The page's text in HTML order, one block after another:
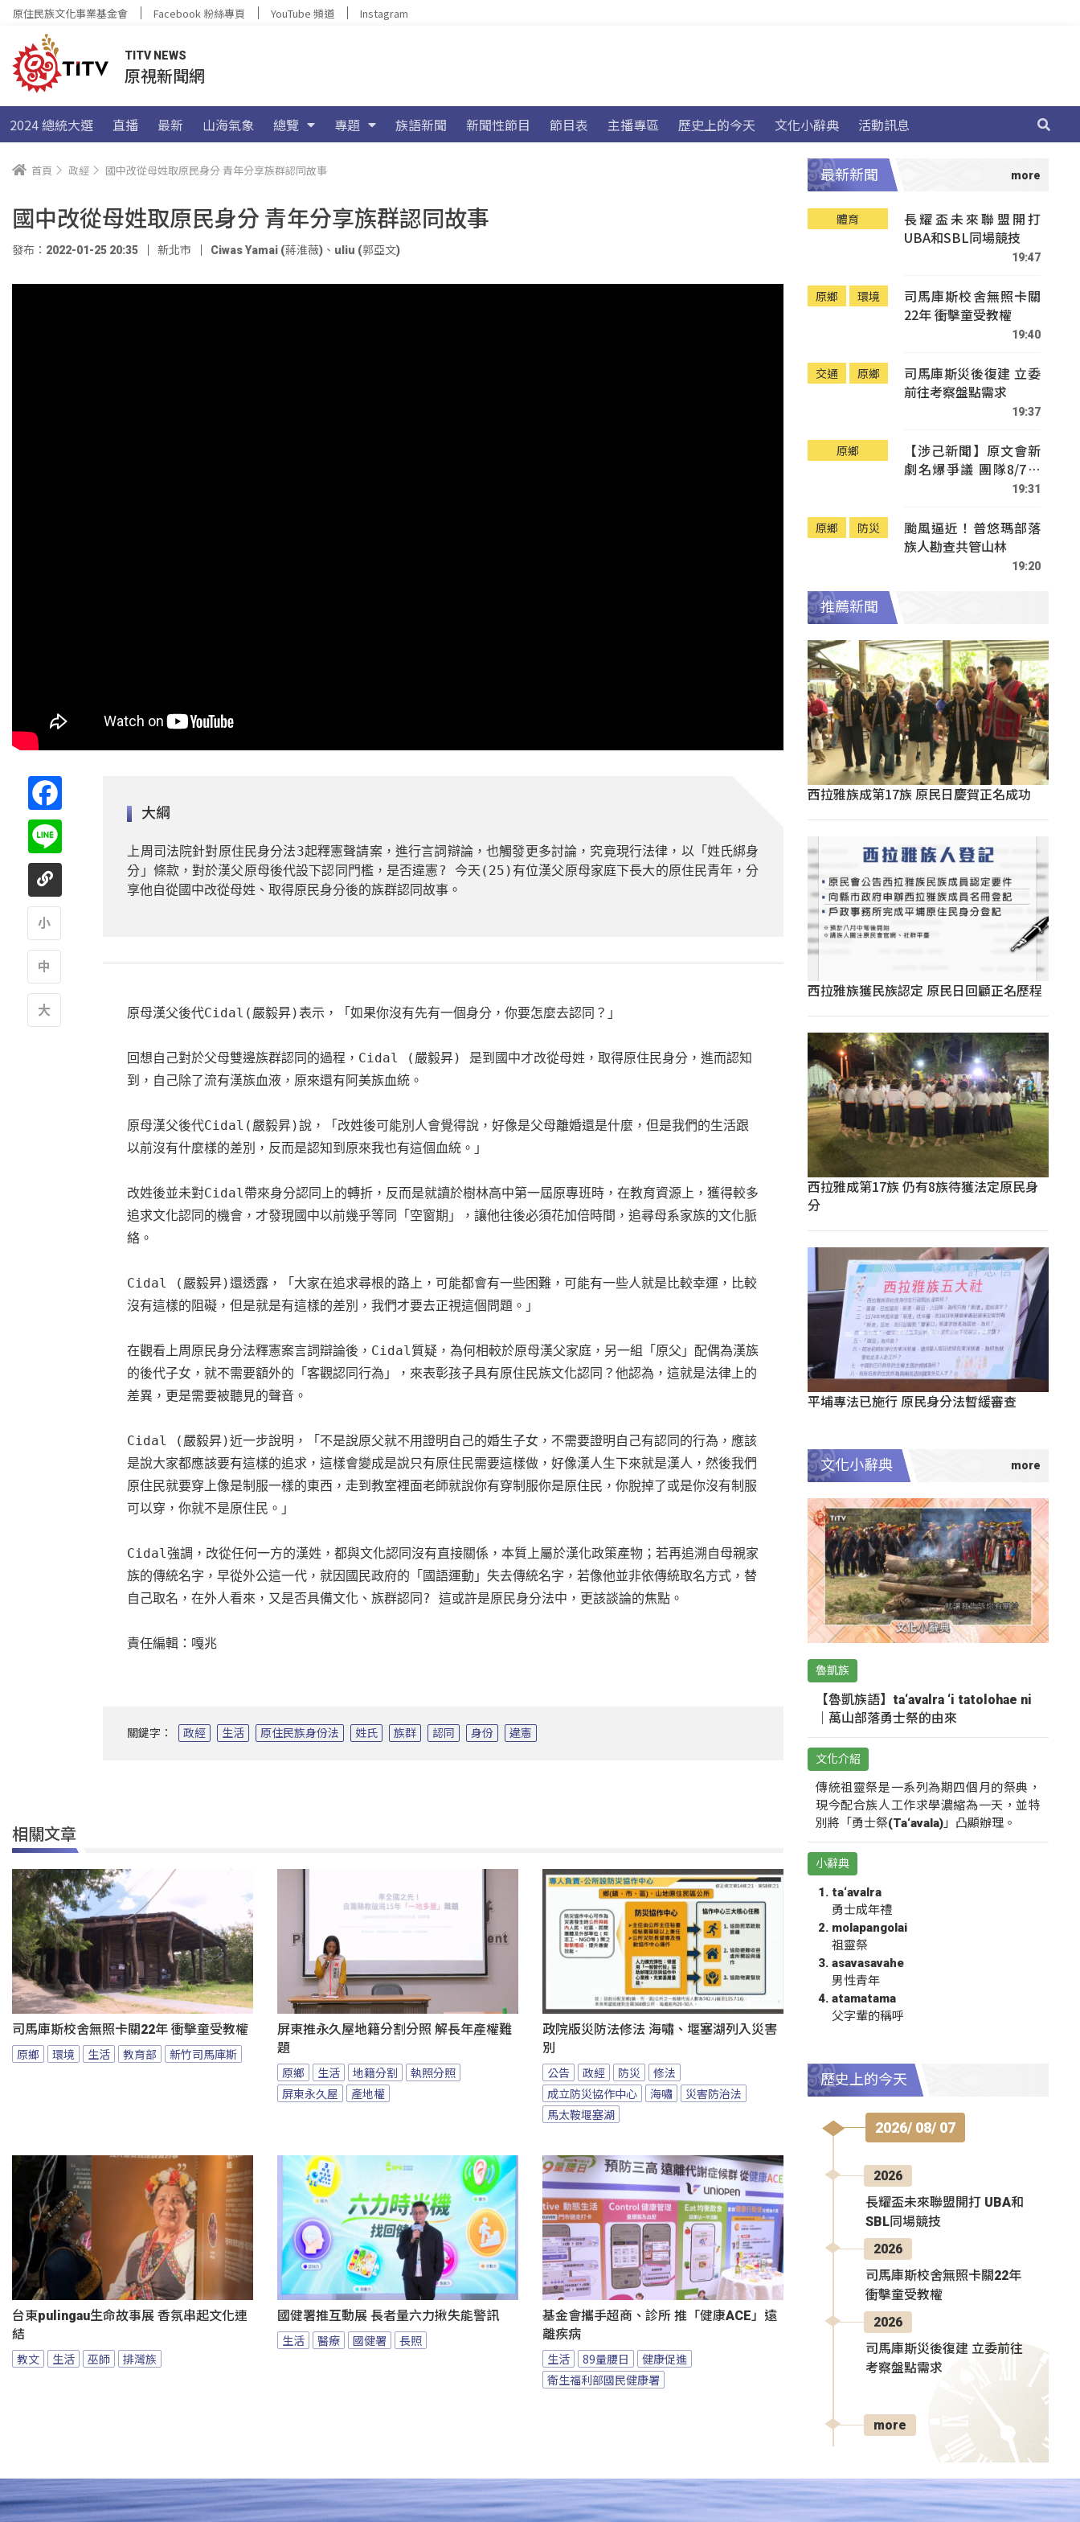
原住民族文化事業基金會 Facebook 粉絲專頁 YouTube 頻道 Instagram
TITV NEWS
原視新聞網
2024 總統大選 直播 最新 山海氣象 總覽 專題 族語新聞 新聞性節目 節目表 主播專區 歷史上的今天 文化小辭典 活動訊息
首頁 政經 國中改從母姓取原民身分 青年分享族群認同故事
國中改從母姓取原民身分 青年分享族群認同故事
發布：2022-01-25 20:35 新北市 Ciwas Yamai (蔣淮薇) 、 uliu (郭亞文)
大綱
上周司法院針對原住民身分法3起釋憲聲請案，進行言詞辯論，也觸發更多討論，究竟現行法律，以「姓氏綁身
分」條款，對於漢父原母後代設下認同門檻，是否違憲? 今天(25)有位漢父原母家庭下長大的原住民青年，分
享他自從國中改從母姓、取得原民身分後的族群認同故事。
原母漢父後代Cidal(嚴毅昇)表示，「如果你沒有先有一個身分，你要怎麼去認同？」
回想自己對於父母雙邊族群認同的過程，Cidal (嚴毅昇) 是到國中才改從母姓，取得原住民身分，進而認知
到，自己除了流有漢族血液，原來還有阿美族血統。
原母漢父後代Cidal(嚴毅昇)說，「改姓後可能別人會覺得說，好像是父母離婚還是什麼，但是我們的生活跟
以前沒有什麼樣的差別，反而是認知到原來我也有這個血統。」
改姓後並未對Cidal帶來身分認同上的轉折，反而是就讀於樹林高中第一屆原專班時，在教育資源上，獲得較多
追求文化認同的機會，才發現國中以前幾乎等同「空窗期」，讓他往後必須花加倍時間，追尋母系家族的文化脈
絡。
Cidal (嚴毅昇)還透露，「大家在追求尋根的路上，可能都會有一些困難，可能有一些人就是比較幸運，比較
沒有這樣的阻礙，但是就是有這樣的差別，我們才要去正視這個問題。」
在觀看上周原民身分法釋憲案言詞辯論後，Cidal質疑，為何相較於原母漢父家庭，另一組「原父」配偶為漢族
的後代子女，就不需要額外的「客觀認同行為」，來表彰孩子具有原住民族文化認同？他認為，這就是法律上的
差異，更是需要被聽見的聲音。
Cidal (嚴毅昇)近一步說明，「不是說原父就不用證明自己的婚生子女，不需要證明自己有認同的行為，應該
是說大家都應該要有這樣的追求，這樣會變成是說只有原住民需要這樣做，好像漢人生下來就是漢人，然後我們
原住民就要穿上像是制服一樣的東西，走到教室裡面老師就說你有穿制服你是原住民，你脫掉了或是你沒有制服
可以穿，你就不是原住民。」
Cidal強調，改從任何一方的漢姓，都與文化認同沒有直接關係，本質上屬於漢化政策產物；若再追溯自母親家
族的傳統名字，早從外公這一代，就因國民政府的「國語運動」失去傳統名字，若像他並非依傳統取名方式，替
自己取名，在外人看來，又是否具備文化、族群認同? 這或許是原民身分法中，更該談論的焦點。
責任編輯：嘎兆
關鍵字： 政經 生活 原住民族身份法 姓氏 族群 認同 身份 違憲
相關文章
司馬庫斯校舍無照卡關22年 衝擊童受教權
原鄉 環境 生活 教育部 新竹司馬庫斯
屏東推永久屋地籍分割分照 解長年產權難
題
原鄉 生活 地籍分割
執照分照
屏東永久屋
產地權
政院版災防法修法 海嘯、堰塞湖列入災害
別
公告 政經 防災
修法
成立防災協作中心
海嘯
災害防治法
馬太鞍堰塞湖
台東pulingau生命故事展 香氛串起文化連
結
教文 生活 巫師 排灣族
國健署推互動展 長者量六力揪失能警訊
生活 醫療 國健署 長照
基金會攜手超商、診所 推「健康ACE」遠
離疾病
生活 89量腰日
健康促進
衛生福利部國民健康署
最新新聞
體育
長耀盃未來聯盟開打
UBA和SBL同場競技
19:47
原鄉 環境
司馬庫斯校舍無照卡關
22年 衝擊童受教權
19:40
交通 原鄉
司馬庫斯災後復建 立委
前往考察盤點需求
19:37
原鄉
【涉己新聞】原文會新
劇名爆爭議 團隊8/7赴
19:31
原鄉 防災
颱風逼近！普悠瑪部落
族人勘查共管山林
19:20
推薦新聞
西拉雅族成第17族 原民日慶賀正名成功
西拉雅族獲民族認定 原民日回顧正名歷程
西拉雅成第17族 仍有8族待獲法定原民身
分
平埔專法已施行 原民身分法暫緩審查
文化小辭典
魯凱族
【魯凱族語】ta‘avalra ‘i tatolohae ni
｜萬山部落勇士祭的由來
文化介紹
傳統祖靈祭是一系列為期四個月的祭典，
現今配合族人工作求學濃縮為一天，並特
別將「勇士祭(Ta‘avala)」凸顯辦理。
小辭典
ta‘avalra
勇士成年禮
molapangolai
祖靈祭
asavasavahe
男性青年
atamatama
父字輩的稱呼
歷史上的今天
2026/ 08/ 07
2026
長耀盃未來聯盟開打 UBA和
SBL同場競技
2026
司馬庫斯校舍無照卡關22年
衝擊童受教權
2026
司馬庫斯災後復建 立委前往
考察盤點需求
more